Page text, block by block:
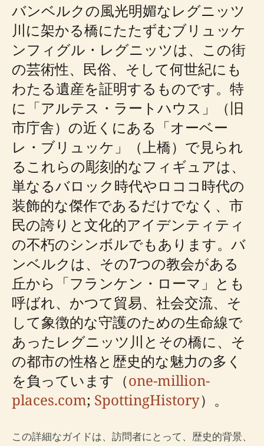
バンベルクの風光明媚なレグニッツ
川に架かる橋にたたずむブリュッケ
ンフィグル・レグニッツは、この街
の芸術性、民俗、そして何世紀にも
わたる遺産を証明するものです。特
に「アルテス・ラートハウス」（旧
市庁舎）の近くにある「オーベー
レ・ブリュッケ」（上橋）で見られ
るこれらの彫刻的なフィギュアは、
単なるバロック時代やロココ時代の
装飾的な傑作であるだけでなく、市
民の誇りと文化的アイデンティティ
の不朽のシンボルでもあります。バ
ンベルクは、その7つの教会がある
丘から「フランケン・ローマ」とも
呼ばれ、かつて貿易、社会交流、そ
して象徴的な守護のための生命線で
あったレグニッツ川とその橋に、そ
の都市の性格と歴史的な魅力の多く
を負っています（one-million-
places.com; SpottingHistory）。
この詳細なガイドは、訪問者にとって、歴史的背景、